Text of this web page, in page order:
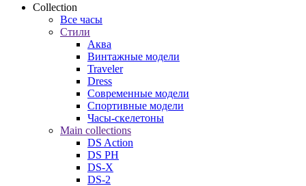
Collection
Все часы
Стили
Аква
Винтажные модели
Traveler
Dress
Современные модели
Спортивные модели
Часы-скелетоны
Main collections
DS Action
DS PH
DS-X
DS-2